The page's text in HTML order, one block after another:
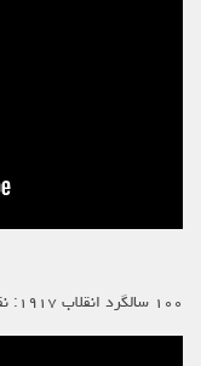
۱۰۰ سالگرد انقلاب ۱۹۱۷: نقدی بر انقلاب روسیه ۱۹۱۷